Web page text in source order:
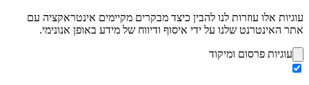
עוגיות אלו עוזרות לנו להבין כיצד מבקרים מקיימים אינטראקציה עם
אתר האינטרנט שלנו על ידי איסוף ודיווח של מידע באופן אנונימי.
עוגיות פרסום ומיקוד